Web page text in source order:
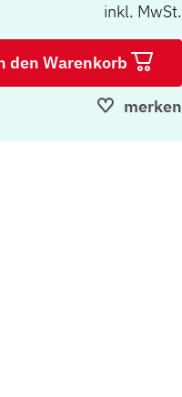
inkl. MwSt.
den Warenkorb
merken